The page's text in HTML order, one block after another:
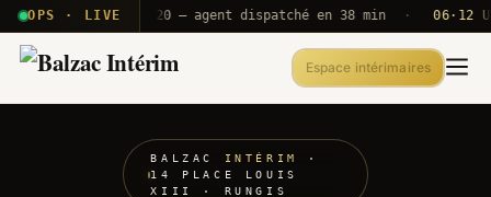
OPS · LIVE
T2E · B71 Push A320 — agent dispatché en 38 min · 06·12 UTC
Espace intérimaires
BALZAC INTÉRIM
·
14 PLACE LOUIS
XIII · RUNGIS